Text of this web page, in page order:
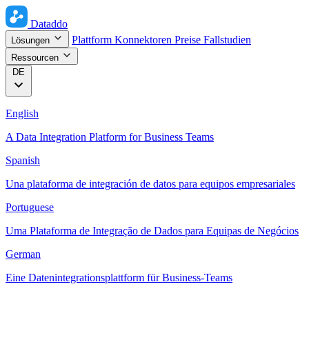
Dataddo
Lösungen Plattform Konnektoren Preise Fallstudien
Ressourcen
DE
English
A Data Integration Platform for Business Teams
Spanish
Una plataforma de integración de datos para equipos empresariales
Portuguese
Uma Plataforma de Integração de Dados para Equipas de Negócios
German
Eine Datenintegrationsplattform für Business-Teams